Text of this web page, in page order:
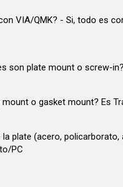
VIA/QMK? - Si, todo es
son plate mount o screw-
o gasket mount? Es
la plate (acero, policarborato,
PC